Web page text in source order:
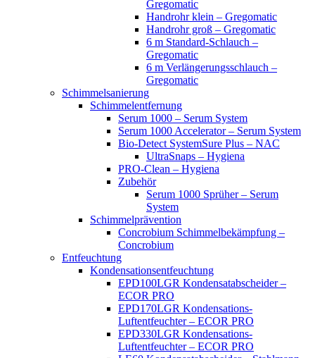
Gregomatic
Handrohr klein – Gregomatic
Handrohr groß – Gregomatic
6 m Standard-Schlauch –
Gregomatic
6 m Verlängerungsschlauch –
Gregomatic
Schimmelsanierung
Schimmelentfernung
Serum 1000 – Serum System
Serum 1000 Accelerator – Serum System
Bio-Detect SystemSure Plus – NAC
UltraSnaps – Hygiena
PRO-Clean – Hygiena
Zubehör
Serum 1000 Sprüher – Serum
System
Schimmelprävention
Concrobium Schimmelbekämpfung –
Concrobium
Entfeuchtung
Kondensationsentfeuchtung
EPD100LGR Kondensatabscheider –
ECOR PRO
EPD170LGR Kondensations-
Luftentfeuchter – ECOR PRO
EPD330LGR Kondensations-
Luftentfeuchter – ECOR PRO